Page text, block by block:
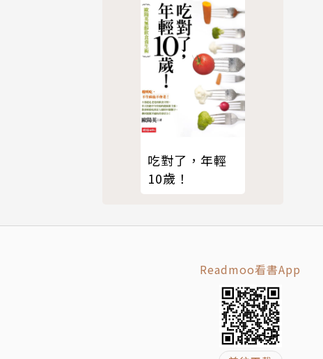
吃對了，年輕
10歲！
Readmoo看書App